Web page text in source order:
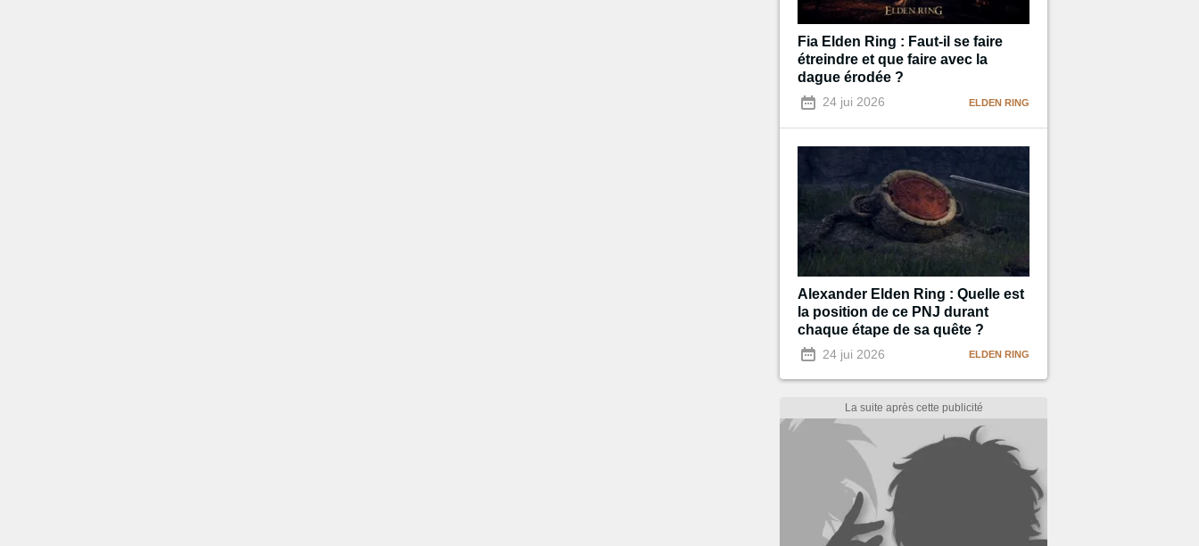
Fia Elden Ring : Faut-il se faire
étreindre et que faire avec la
dague érodée ?
24 jui 2026 ELDEN RING
Alexander Elden Ring : Quelle est
la position de ce PNJ durant
chaque étape de sa quête ?
24 jui 2026 ELDEN RING